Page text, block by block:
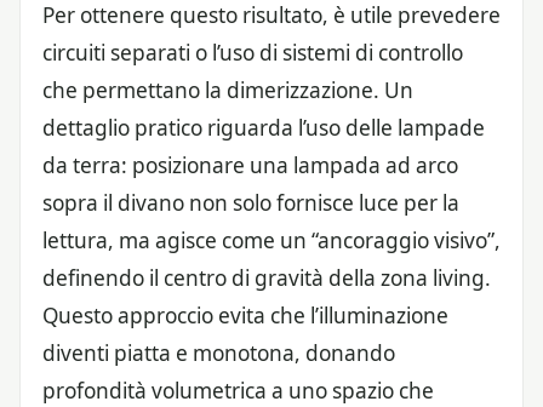
Per ottenere questo risultato, è utile prevedere
circuiti separati o l’uso di sistemi di controllo
che permettano la dimerizzazione. Un
dettaglio pratico riguarda l’uso delle lampade
da terra: posizionare una lampada ad arco
sopra il divano non solo fornisce luce per la
lettura, ma agisce come un “ancoraggio visivo”,
definendo il centro di gravità della zona living.
Questo approccio evita che l’illuminazione
diventi piatta e monotona, donando
profondità volumetrica a uno spazio che